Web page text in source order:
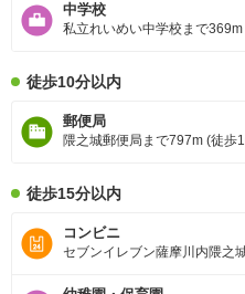
中学校
私立れいめい中学校まで
徒歩10分以内
郵便局
隈之城郵便局まで797m (徒歩
徒歩15分以内
コンビニ
セブンイレブン薩摩川内隈之